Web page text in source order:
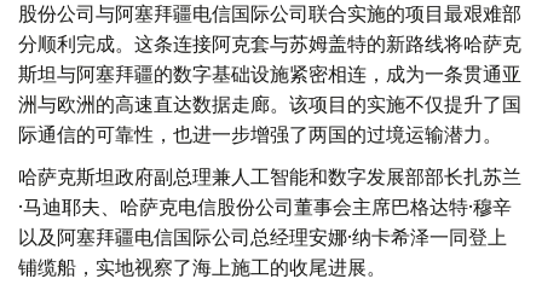
股份公司与阿塞拜疆电信国际公司联合实施的项目最艰难部
分顺利完成。这条连接阿克套与苏姆盖特的新路线将哈萨克
斯坦与阿塞拜疆的数字基础设施紧密相连，成为一条贯通亚
洲与欧洲的高速直达数据走廊。该项目的实施不仅提升了国
际通信的可靠性，也进一步增强了两国的过境运输潜力。
哈萨克斯坦政府副总理兼人工智能和数字发展部部长扎苏兰
·马迪耶夫、哈萨克电信股份公司董事会主席巴格达特·穆辛
以及阿塞拜疆电信国际公司总经理安娜·纳卡希泽一同登上
铺缆船，实地视察了海上施工的收尾进展。